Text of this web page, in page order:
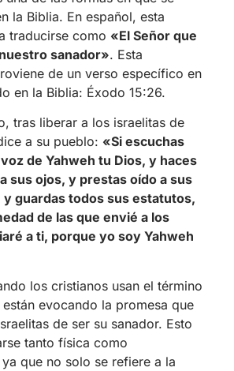
la Biblia. En español, esta
traducirse como «El Señor que
sanador». Esta
de un verso específico en
en la Biblia: Éxodo 15:26.
tras liberar a los israelitas de
a su pueblo: «Si escuchas
de Yahweh tu Dios, y haces
sus ojos, y prestas oído a sus
y guardas todos sus estatutos,
de las que envié a los
a ti, porque yo soy Yahweh
los cristianos usan el término
están evocando la promesa que
de ser su sanador. Esto
tanto física como
que no solo se refiere a la